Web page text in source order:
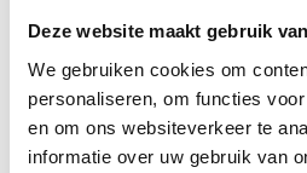
Deze website maakt gebruik
We gebruiken cookies om
personaliseren, om functies
en om ons websiteverkeer te
informatie over uw gebruik van
Geluidswerend
monumentenglas
In een wereld die steeds drukker
geluidsoverlast een steeds